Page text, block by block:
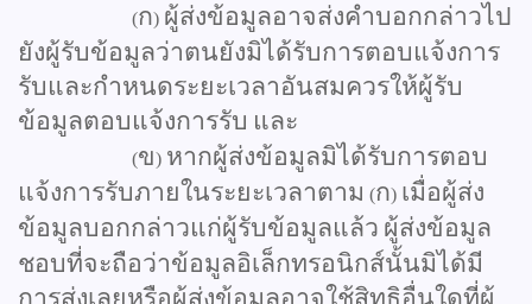
(ก) ผู้ส่งข้อมูลอาจส่งคำบอกกล่าวไป
ยังผู้รับข้อมูลว่าตนยังมิได้รับการตอบแจ้งการ
รับและกำหนดระยะเวลาอันสมควรให้ผู้รับ
ข้อมูลตอบแจ้งการรับ และ
(ข) หากผู้ส่งข้อมูลมิได้รับการตอบ
แจ้งการรับภายในระยะเวลาตาม (ก) เมื่อผู้ส่ง
ข้อมูลบอกกล่าวแก่ผู้รับข้อมูลแล้ว ผู้ส่งข้อมูล
ชอบที่จะถือว่าข้อมูลอิเล็กทรอนิกส์นั้นมิได้มี
การส่งเลยหรือผู้ส่งข้อมูลอาจใช้สิทธิอื่นใดที่ผู้